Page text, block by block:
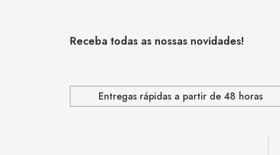
Receba todas as nossas novidades!
Entregas rápidas a partir de 48 horas